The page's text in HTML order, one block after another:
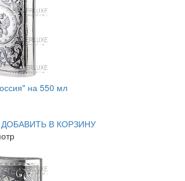
на 550 мл
ДОБАВИТЬ В КОРЗИНУ